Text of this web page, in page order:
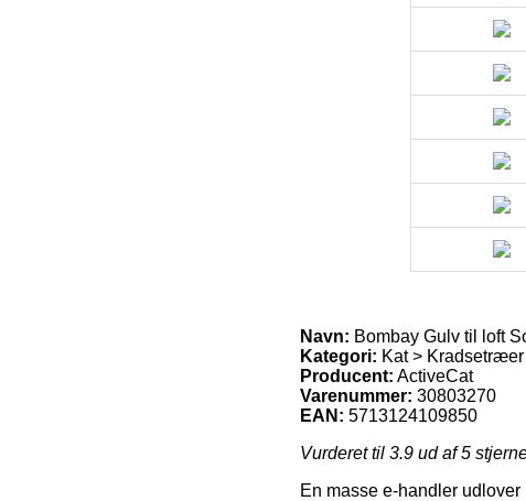
Navn: Bombay Gulv til loft
Kategori: Kat > Kradsetræer
Producent: ActiveCat
Varenummer: 30803270
EAN: 5713124109850
Vurderet til 3.9 ud af 5
En masse e-handler